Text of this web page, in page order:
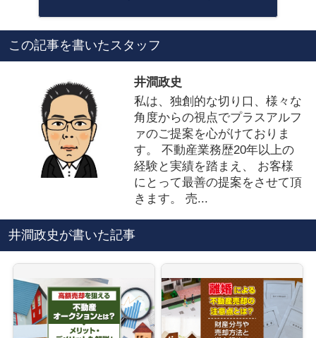
この記事を書いたスタッフ
井澗政史
私は、独創的な切り口、様々な
角度からの視点でプラスアルフ
ァのご提案を心がけておりま
す。 不動産業務歴20年以上の
経験と実績を踏まえ、 お客様
にとって最善の提案をさせて頂
きます。 売...
井澗政史が書いた記事